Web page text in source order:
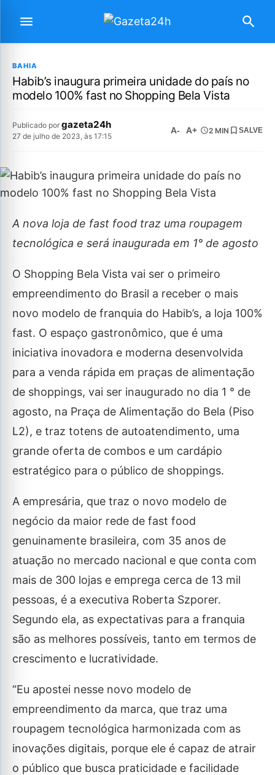
BAHIA
Habib’s inaugura primeira unidade do país no
modelo 100% fast no Shopping Bela Vista
Publicado por gazeta24h
27 de julho de 2023, às 17:15
A- A+ 2 MIN SALVE
A nova loja de fast food traz uma roupagem
tecnológica e será inaugurada em 1° de agosto
O Shopping Bela Vista vai ser o primeiro
empreendimento do Brasil a receber o mais
novo modelo de franquia do Habib’s, a loja 100%
fast. O espaço gastronômico, que é uma
iniciativa inovadora e moderna desenvolvida
para a venda rápida em praças de alimentação
de shoppings, vai ser inaugurado no dia 1 ° de
agosto, na Praça de Alimentação do Bela (Piso
L2), e traz totens de autoatendimento, uma
grande oferta de combos e um cardápio
estratégico para o público de shoppings.
A empresária, que traz o novo modelo de
negócio da maior rede de fast food
genuinamente brasileira, com 35 anos de
atuação no mercado nacional e que conta com
mais de 300 lojas e emprega cerca de 13 mil
pessoas, é a executiva Roberta Szporer.
Segundo ela, as expectativas para a franquia
são as melhores possíveis, tanto em termos de
crescimento e lucratividade.
“Eu apostei nesse novo modelo de
empreendimento da marca, que traz uma
roupagem tecnológica harmonizada com as
inovações digitais, porque ele é capaz de atrair
o público que busca praticidade e facilidade